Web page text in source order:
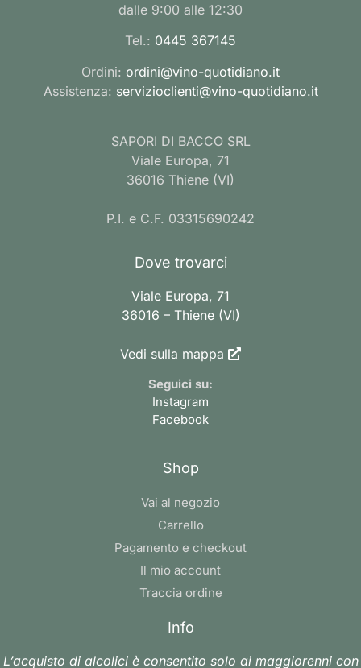
dalle 9:00 alle 12:30
Tel.: 0445 367145
Ordini: ordini@vino-quotidiano.it
Assistenza: servizioclienti@vino-quotidiano.it
SAPORI DI BACCO SRL
Viale Europa, 71
36016 Thiene (VI)
P.I. e C.F. 03315690242
Dove trovarci
Viale Europa, 71
36016 – Thiene (VI)
Vedi sulla mappa
Seguici su:
Instagram
Facebook
Shop
Vai al negozio
Carrello
Pagamento e checkout
Il mio account
Traccia ordine
Info
L’acquisto di alcolici è consentito solo ai maggiorenni con